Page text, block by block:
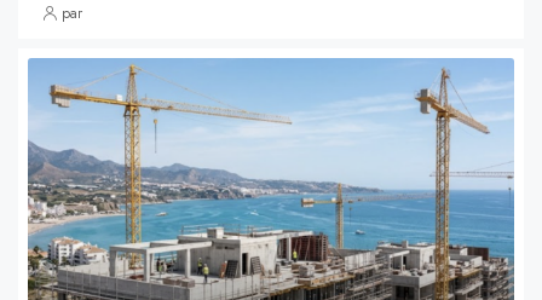
par